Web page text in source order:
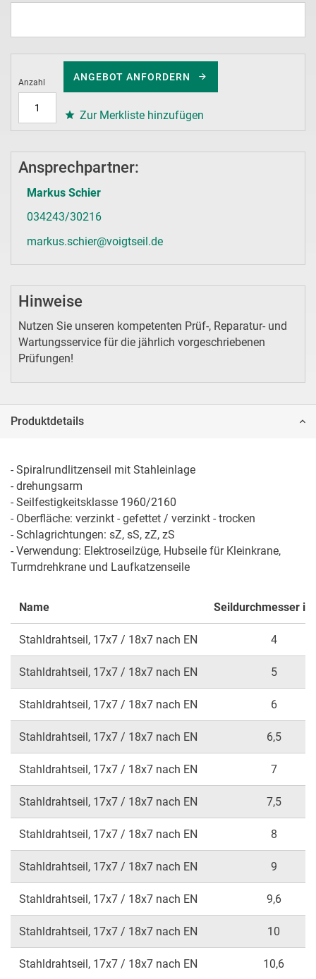
Anzahl
ANGEBOT ANFORDERN
Zur Merkliste hinzufügen
Ansprechpartner:
Markus Schier
034243/30216
markus.schier@voigtseil.de
Hinweise
Nutzen Sie unseren kompetenten Prüf-, Reparatur- und
Wartungsservice für die jährlich vorgeschriebenen
Prüfungen!
Produktdetails
- Spiralrundlitzenseil mit Stahleinlage
- drehungsarm
- Seilfestigkeitsklasse 1960/2160
- Oberfläche: verzinkt - gefettet / verzinkt - trocken
- Schlagrichtungen: sZ, sS, zZ, zS
- Verwendung: Elektroseilzüge, Hubseile für Kleinkrane,
Turmdrehkrane und Laufkatzenseile
Name Seildurchmesser in
Stahldrahtseil, 17x7 / 18x7 nach EN 4
Stahldrahtseil, 17x7 / 18x7 nach EN 5
Stahldrahtseil, 17x7 / 18x7 nach EN 6
Stahldrahtseil, 17x7 / 18x7 nach EN 6,5
Stahldrahtseil, 17x7 / 18x7 nach EN 7
Stahldrahtseil, 17x7 / 18x7 nach EN 7,5
Stahldrahtseil, 17x7 / 18x7 nach EN 8
Stahldrahtseil, 17x7 / 18x7 nach EN 9
Stahldrahtseil, 17x7 / 18x7 nach EN 9,6
Stahldrahtseil, 17x7 / 18x7 nach EN 10
Stahldrahtseil, 17x7 / 18x7 nach EN 10,6